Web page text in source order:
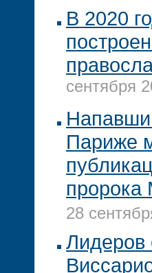
В 2020
сентября
Париже
28